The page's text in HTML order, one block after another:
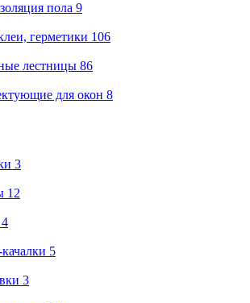
пола 9
герметики 106
лестницы 86
для окон 8
3
12
4
5
3